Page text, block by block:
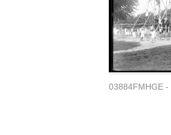
03884FMHGE -